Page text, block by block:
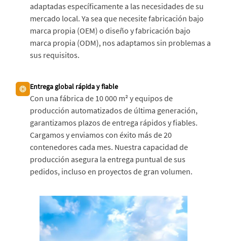
adaptadas específicamente a las necesidades de su
mercado local. Ya sea que necesite fabricación bajo
marca propia (OEM) o diseño y fabricación bajo
marca propia (ODM), nos adaptamos sin problemas a
sus requisitos.
Entrega global rápida y fiable
Con una fábrica de 10 000 m² y equipos de
producción automatizados de última generación,
garantizamos plazos de entrega rápidos y fiables.
Cargamos y enviamos con éxito más de 20
contenedores cada mes. Nuestra capacidad de
producción asegura la entrega puntual de sus
pedidos, incluso en proyectos de gran volumen.